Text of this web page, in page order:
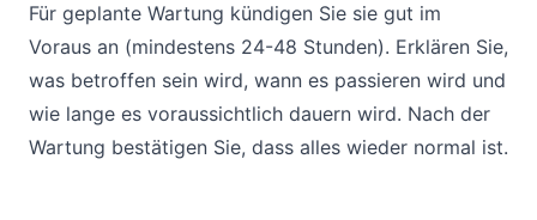
Für geplante Wartung kündigen Sie sie gut im
Voraus an (mindestens 24-48 Stunden). Erklären Sie,
was betroffen sein wird, wann es passieren wird und
wie lange es voraussichtlich dauern wird. Nach der
Wartung bestätigen Sie, dass alles wieder normal ist.